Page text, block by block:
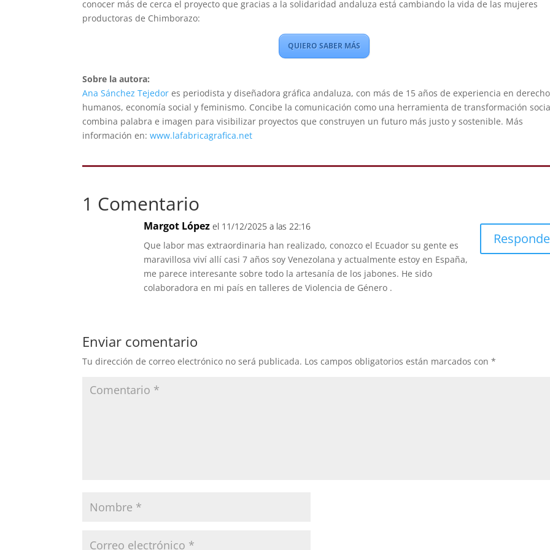
conocer más de cerca el proyecto que gracias a la solidaridad andaluza está cambiando la vida de las mujeres
productoras de Chimborazo:
QUIERO SABER MÁS
Sobre la autora:
Ana Sánchez Tejedor es periodista y diseñadora gráfica andaluza, con más de 15 años de experiencia en
humanos, economía social y feminismo. Concibe la comunicación como una herramienta de transformación
combina palabra e imagen para visibilizar proyectos que construyen un futuro más justo y sostenible. Más
información en:www.lafabricagrafica.net
1 Comentario
Margot López el 11/12/2025 a las 22:16
Que labor mas extraordinaria han realizado, conozco el Ecuador su gente es
maravillosa viví allí casi 7 años soy Venezolana y actualmente estoy en España,
me parece interesante sobre todo la artesanía de los jabones. He sido
colaboradora en mi país en talleres de Violencia de Género .
Enviar comentario
Tu dirección de correo electrónico no será publicada. Los campos obligatorios están marcados con*